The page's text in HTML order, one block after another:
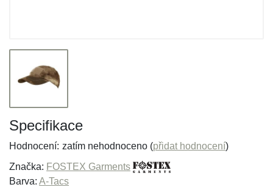
Specifikace
Hodnocení: zatím nehodnoceno (přidat hodnocení)
Značka: FOSTEX Garments
Barva: A-Tacs